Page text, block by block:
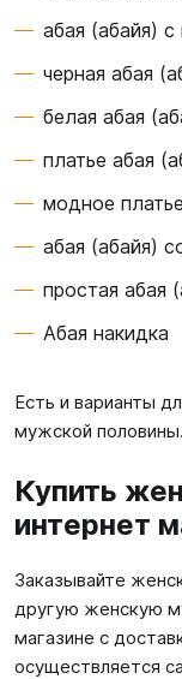
абая (абайя)
черная абая
белая абая
платье абая
модное
абая (абайя)
простая абая
Абая накидка
Есть и варианты
мужской половины.
Купить
интернет
Заказывайте
другую женскую
магазине с
осуществляется